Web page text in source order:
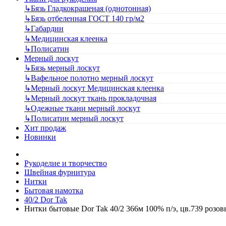
↳Бязь Гладкокрашеная (однотонная)
↳Бязь отбеленная ГОСТ 140 гр/м2
↳Габардин
↳Медицинская клеенка
↳Полисатин
Мерный лоскут
↳Бязь мерный лоскут
↳Вафельное полотно мерный лоскут
↳Мерный лоскут Медицинская клеенка
↳Мерный лоскут ткань прокладочная
↳Одежные ткани мерный лоскут
↳Полисатин мерный лоскут
Хит продаж
Новинки
Рукоделие и творчество
Швейная фурнитура
Нитки
Бытовая намотка
40/2 Dor Tak
Нитки бытовые Dor Tak 40/2 366м 100% п/э, цв.739